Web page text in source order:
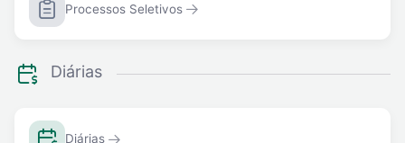
Processos Seletivos
Diárias
Diárias